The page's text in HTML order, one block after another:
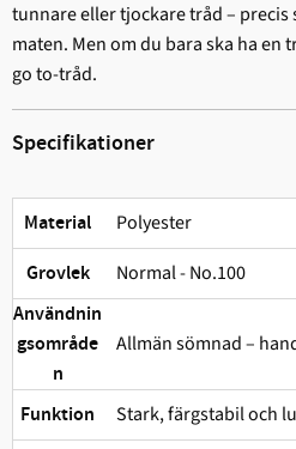
tunnare eller tjockare tråd –
maten. Men om du bara ska ha en
go to-tråd.
Specifikationer
Material Polyester
Grovlek Normal - No.100
Användnin
gsområde
n
Allmän sömnad –
Funktion Stark, färgstabil och